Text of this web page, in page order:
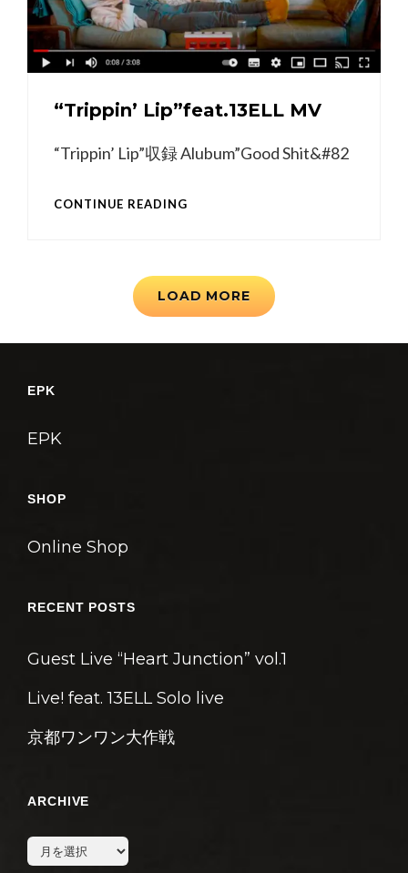
“Trippin’ Lip”feat.13ELL MV
“Trippin’ Lip”収録 Alubum”Good Shit&#82
CONTINUE READING“TRIPPIN’
LOAD MORE
EPK
EPK
SHOP
Online Shop
RECENT POSTS
Guest Live “Heart Junction” vol.1
Live! feat. 13ELL Solo live
京都ワンワン大作戦
ARCHIVE
archive